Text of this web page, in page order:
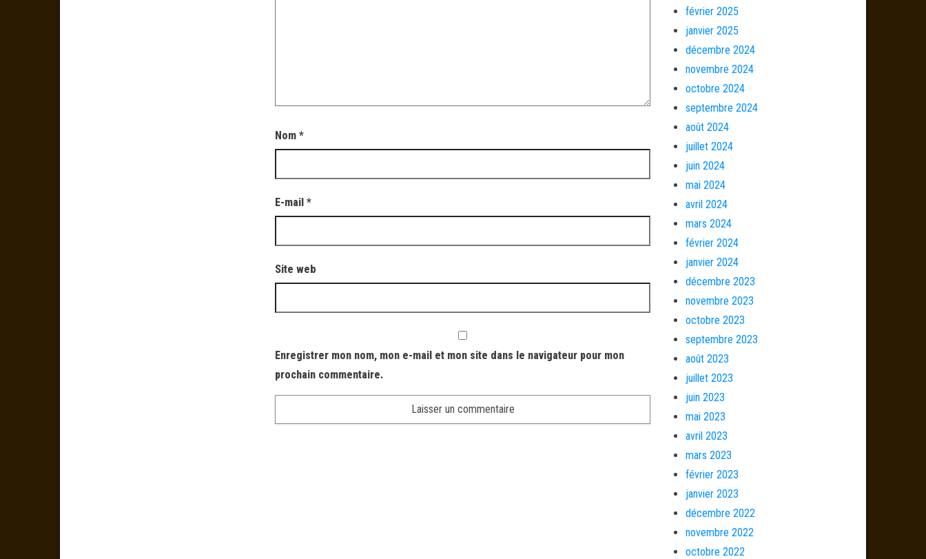
Nom*
E-mail*
Site web
Enregistrer mon nom, mon e-mail et mon site dans le navigateur pour mon
prochain commentaire.
février 2025
janvier 2025
décembre 2024
novembre 2024
octobre 2024
septembre 2024
août 2024
juillet 2024
juin 2024
mai 2024
avril 2024
mars 2024
février 2024
janvier 2024
décembre 2023
novembre 2023
octobre 2023
septembre 2023
août 2023
juillet 2023
juin 2023
mai 2023
avril 2023
mars 2023
février 2023
janvier 2023
décembre 2022
novembre 2022
octobre 2022